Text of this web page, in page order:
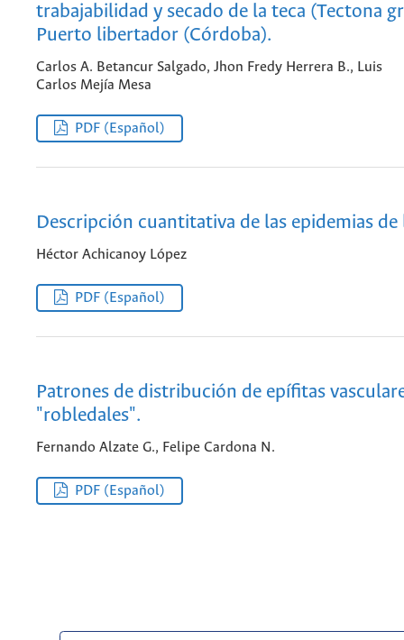
trabajabilidad y secado de la teca (Tectona
Puerto libertador (Córdoba).
Carlos A. Betancur Salgado, Jhon Fredy Herrera B., Luis
Carlos Mejía Mesa
PDF (Español)
Descripción cuantitativa de las epidemias de
Héctor Achicanoy López
PDF (Español)
Patrones de distribución de epífitas
"robledales".
Fernando Alzate G., Felipe Cardona N.
PDF (Español)